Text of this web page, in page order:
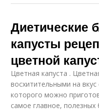
Диетические
капусты
цветной
Цветная капуста .
восхитительными на
которого можно
самое главное, полезных